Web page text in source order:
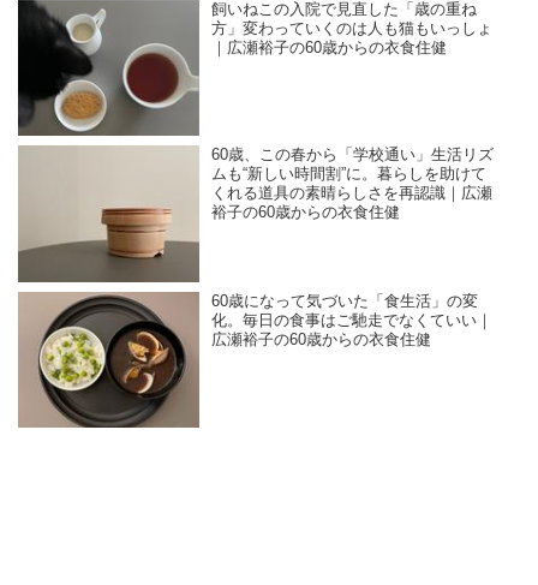
飼いねこの入院で見直した「歳の重ね
方」変わっていくのは人も猫もいっしょ
｜広瀬裕子の60歳からの衣食住健
60歳、この春から「学校通い」生活リズ
ムも“新しい時間割”に。暮らしを助けて
くれる道具の素晴らしさを再認識｜広瀬
裕子の60歳からの衣食住健
60歳になって気づいた「食生活」の変
化。毎日の食事はご馳走でなくていい｜
広瀬裕子の60歳からの衣食住健